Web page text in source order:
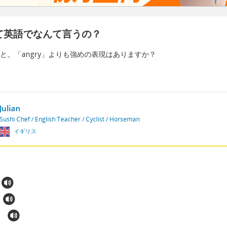
語でなんて言うの？
。「angry」よりも強めの表現はありますか？
Julian
Sushi Chef / English Teacher / Cyclist / Horseman
イギリス